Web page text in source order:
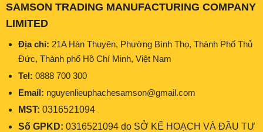
SAMSON TRADING MANUFACTURING COMPANY
LIMITED
Địa chỉ: 21A Hàn Thuyên, Phường Bình Thọ, Thành Phố Thủ
Đức, Thành phố Hồ Chí Minh, Việt Nam
Tel: 0888 700 300
Email: nguyenlieuphachesamson@gmail.com
MST: 0316521094
Số GPKD: 0316521094 do SỞ KẾ HOẠCH VÀ ĐẦU TƯ